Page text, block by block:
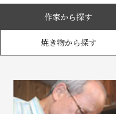
作家から探す
焼き物から探す